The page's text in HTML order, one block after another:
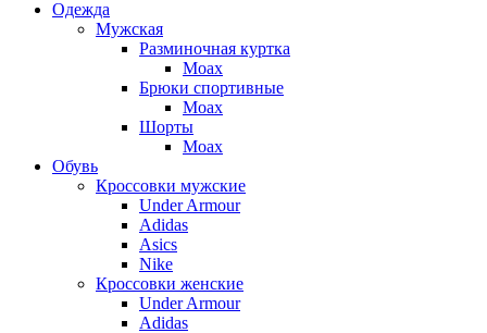
Одежда
Мужская
Разминочная куртка
Moax
Брюки спортивные
Moax
Шорты
Moax
Обувь
Кроссовки мужские
Under Armour
Adidas
Asics
Nike
Кроссовки женские
Under Armour
Adidas